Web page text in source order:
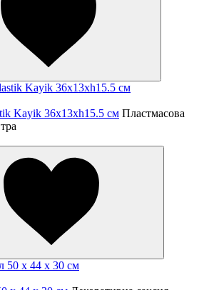
Kayik 36x13xh15.5 см Пластмасова